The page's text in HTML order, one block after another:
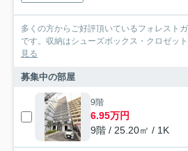
多くの方からご好評頂いているフォレスト
です。収納はシューズボックス・クロゼッ
見る
募集中の部屋
9階
6.95万円
9階 / 25.20㎡ / 1K